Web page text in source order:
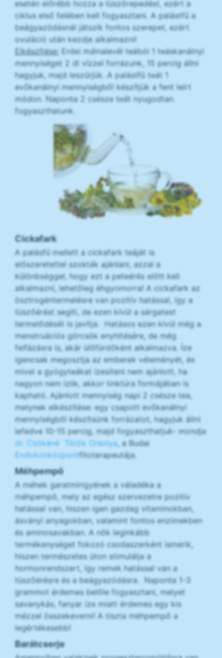
esetén előrébb hozza a tüszőrepedést, ezért a
ciklus első felében kell fogyasztani. A palástfű a
beágyazódásnál játszik fontos szerepet, ezért
ovuláció után kezdje alkalmazni!
Elkészítése: Erdei málnalevél teából 1 teáskanálnyi
mennyiséget 2 dl vízzel forrázunk, 15 percig állni
hagyjuk, majd leszűrjük. A palástfű teát 1
evőkanálnyi mennyiségből készítjük a fent leírt
módon. Naponta 2 csésze teát nyugodtan
fogyaszthatunk.
Cickafark
A palásfű mellett a cickafark teáját is
előszeretettel szokták ajánlani, azzal a
különbséggel, hogy ezt a peteérés előtt kell
alkalmazni, lehetőleg éhgyomorra! A cickafark az
ösztrogéntermelésre van pozitív hatással, így a
tüszőérést segíti, de ezen kívül a sárgatest
termelődését is javítja. Hatásos ezen kívül még a
menstruációs görcsök enyhítésére, de még
felfázásra is, akár ülőfürdőként alkalmazva. Íze
igencsak megosztja az emberek véleményét, és
mivel a gyógyteákat ízesíteni nem ajánlott, ha
nagyon nem ízlik, akkor tinktúra formájában is
kapható. Ajánlott mennyiség napi 2 csésze tea,
melynek elkészítése: egy csapott evőkanálnyi
mennyiségből készítsünk forrázatot, hagyjuk állni
lefedve 10-15 percig, majd fogyaszthatjuk- mondja
dr. Csókáné Török Orsolya, a Budai
Endokrinközpontfitoterapeutája.
Méhpempő
A méhek garatmirigyének a váladéka a
méhpempő, mely az egész szervezetre pozitív
hatással van, hiszen igen gazdag vitaminokban,
ásványi anyagokban, valamint fontos enzimekben
és aminosavakban. A nők leginkább
termékenységet fokozó csodaszerként ismerik,
hiszen természetes úton stimulálja a
hormonrendszert, így remek hatással van a
tüszőérésre és a beágyazódásra. Naponta 1-3
grammot érdemes belőle fogyasztani, melyet
savanykás, fanyar íze miatt érdemes egy kis
mézzel összekeverni! A tiszta méhpempő a
legértékesebb!
Barátcserje